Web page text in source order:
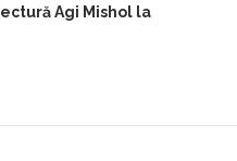
Agi Mishol la